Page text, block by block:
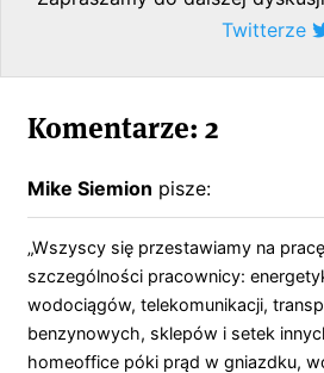
Twitterze
Komentarze: 2
Mike Siemion pisze:
„Wszyscy się przestawiamy na
szczególności pracownicy:
wodociągów, telekomunikacji,
benzynowych, sklepów i setek
homeoffice póki prąd w gniazdku,